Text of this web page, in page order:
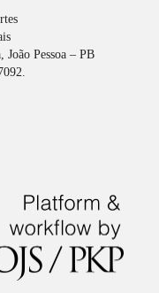
Pessoa – PB